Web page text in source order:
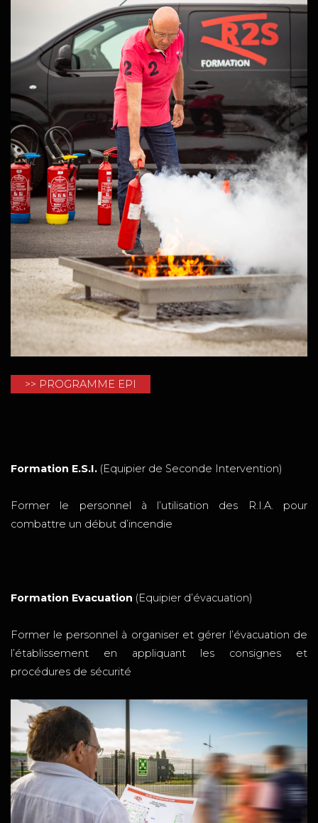
>> PROGRAMME EPI
Formation E.S.I. (Equipier de Seconde Intervention)
Former le personnel à l’utilisation des R.I.A. pour
combattre un début d’incendie
Formation Evacuation (Equipier d’évacuation)
Former le personnel à organiser et gérer l’évacuation de
l’établissement en appliquant les consignes et
procédures de sécurité